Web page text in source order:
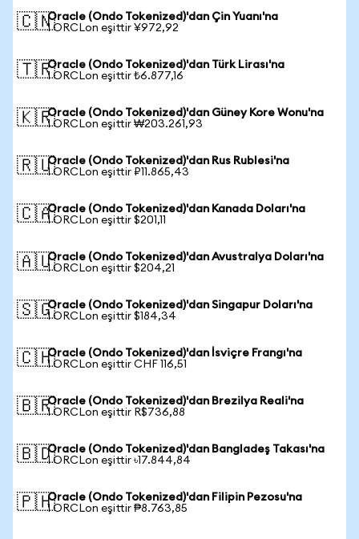
🇨🇳Oracle (Ondo Tokenized)'dan Çin Yuanı'na
1 ORCLon eşittir ¥972,92
🇹🇷Oracle (Ondo Tokenized)'dan Türk Lirası'na
1 ORCLon eşittir ₺6.877,16
🇰🇷Oracle (Ondo Tokenized)'dan Güney Kore Wonu'na
1 ORCLon eşittir ₩203.261,93
🇷🇺Oracle (Ondo Tokenized)'dan Rus Rublesi'na
1 ORCLon eşittir ₽11.865,43
🇨🇦Oracle (Ondo Tokenized)'dan Kanada Doları'na
1 ORCLon eşittir $201,11
🇦🇺Oracle (Ondo Tokenized)'dan Avustralya Doları'na
1 ORCLon eşittir $204,21
🇸🇬Oracle (Ondo Tokenized)'dan Singapur Doları'na
1 ORCLon eşittir $184,34
🇨🇭Oracle (Ondo Tokenized)'dan İsviçre Frangı'na
1 ORCLon eşittir CHF 116,51
🇧🇷Oracle (Ondo Tokenized)'dan Brezilya Reali'na
1 ORCLon eşittir R$736,88
🇧🇩Oracle (Ondo Tokenized)'dan Bangladeş Takası'na
1 ORCLon eşittir ৳17.844,84
🇵🇭Oracle (Ondo Tokenized)'dan Filipin Pezosu'na
1 ORCLon eşittir ₱8.763,85